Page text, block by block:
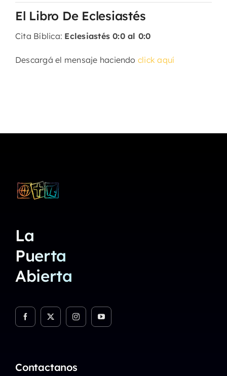
El Libro De Eclesiastés
Cita Bíblica: Eclesiastés 0:0 al 0:0
Descargá el mensaje haciendo click aquí
La
Puerta
Abierta
Contactanos